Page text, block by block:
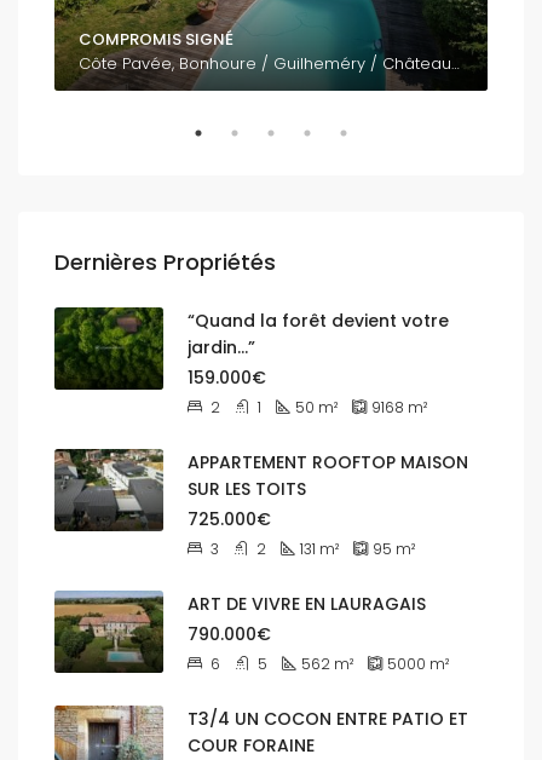
COMPROMIS SIGNÉ
Côte Pavée, Bonhoure / Guilheméry / Château de l'Hers / Limayrac / Côte Pavée, Toulouse, Haute-Garonne, Occitanie, France métropolitaine, 31400, France
Dernières Propriétés
“Quand la forêt devient votre
jardin…”
159.000€
2 1 50 m² 9168 m²
APPARTEMENT ROOFTOP MAISON
SUR LES TOITS
725.000€
3 2 131 m² 95 m²
ART DE VIVRE EN LAURAGAIS
790.000€
6 5 562 m² 5000 m²
T3/4 UN COCON ENTRE PATIO ET
COUR FORAINE